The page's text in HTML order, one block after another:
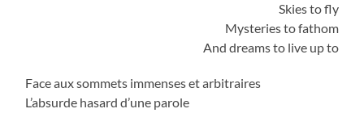
Skies to fly
Mysteries to fathom
And dreams to live up to
Face aux sommets immenses et arbitraires
L’absurde hasard d’une parole